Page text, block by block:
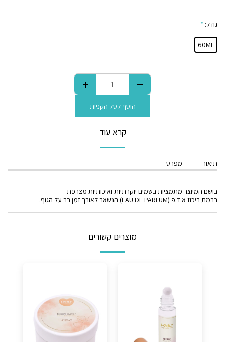
גודל: *
60ML
הוסף לסל הקניות
קרא עוד
תיאור מפרט
בושם המיוצר מתמציות בשמים יוקרתיות ואיכותיות מצרפת
ברמת ריכוז א.ד.פ (EAU DE PARFUM) הנשאר לאורך זמן רב על הגוף.
מוצרים קשורים